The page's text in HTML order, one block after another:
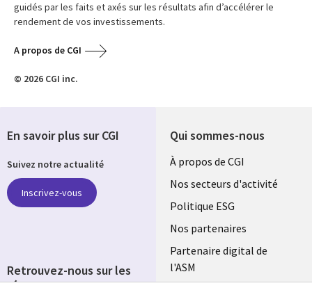
guidés par les faits et axés sur les résultats afin d’accélérer le
rendement de vos investissements.
A propos de CGI
© 2026 CGI inc.
Qui sommes-nous
Useful
links
FRANCE
À propos de CGI
Nos secteurs d'activité
Politique ESG
Nos partenaires
Partenaire digital de
l'ASM
En savoir plus sur CGI
Suivez notre actualité
Inscrivez-vous
Retrouvez-nous sur les
réseaux